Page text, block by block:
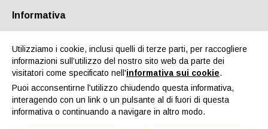
Chi siamo Partners Contatti Area riservata
Informativa
Utilizziamo i cookie, inclusi quelli di terze parti, per raccogliere
informazioni sull’utilizzo del nostro sito web da parte dei
visitatori come specificato nell'informativa sui cookie.
Puoi acconsentirne l'utilizzo chiudendo questa informativa,
interagendo con un link o un pulsante al di fuori di questa
informativa o continuando a navigare in altro modo.